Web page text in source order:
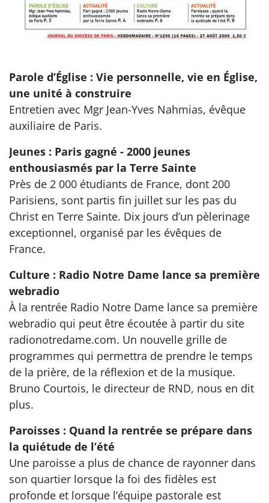
Parole d’Église : Vie personnelle, vie en Église,
une unité à construire
Entretien avec Mgr Jean-Yves Nahmias, évêque
auxiliaire de Paris.
Jeunes : Paris gagné - 2000 jeunes
enthousiasmés par la Terre Sainte
Près de 2 000 étudiants de France, dont 200
Parisiens, sont partis fin juillet sur les pas du
Christ en Terre Sainte. Dix jours d’un pèlerinage
exceptionnel, organisé par les évêques de
France.
Culture : Radio Notre Dame lance sa première
webradio
À la rentrée Radio Notre Dame lance sa première
webradio qui peut être écoutée à partir du site
radionotredame.com. Un nouvelle grille de
programmes qui permettra de prendre le temps
de la prière, de la réflexion et de la musique.
Bruno Courtois, le directeur de RND, nous en dit
plus.
Paroisses : Quand la rentrée se prépare dans
la quiétude de l’été
Une paroisse a plus de chance de rayonner dans
son quartier lorsque la foi des fidèles est
profonde et lorsque l’équipe pastorale est